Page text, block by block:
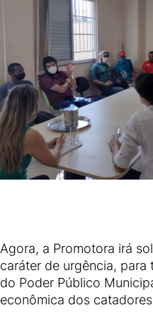
Agora, a Promotora irá
caráter de urgência,
do Poder Público
econômica dos